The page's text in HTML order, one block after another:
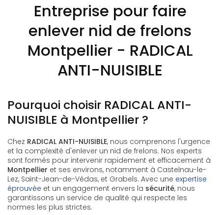
Entreprise pour faire
enlever nid de frelons
Montpellier - RADICAL
ANTI-NUISIBLE
Pourquoi choisir RADICAL ANTI-
NUISIBLE à Montpellier ?
Chez RADICAL ANTI-NUISIBLE, nous comprenons l'urgence
et la complexité d'enlever un nid de frelons. Nos experts
sont formés pour intervenir rapidement et efficacement à
Montpellier et ses environs, notamment à Castelnau-le-
Lez, Saint-Jean-de-Védas, et Grabels. Avec une expertise
éprouvée et un engagement envers la sécurité, nous
garantissons un service de qualité qui respecte les
normes les plus strictes.